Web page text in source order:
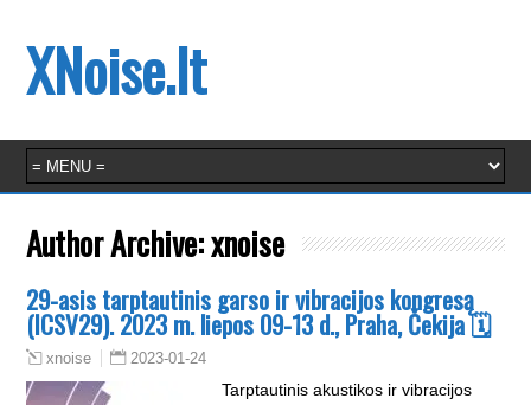
XNoise.lt
Author Archive:xnoise
29-asis tarptautinis garso ir vibracijos kongresą
(ICSV29). 2023 m. liepos 09-13 d., Praha, Čekija 🗓
xnoise 2023-01-24
Tarptautinis akustikos ir vibracijos